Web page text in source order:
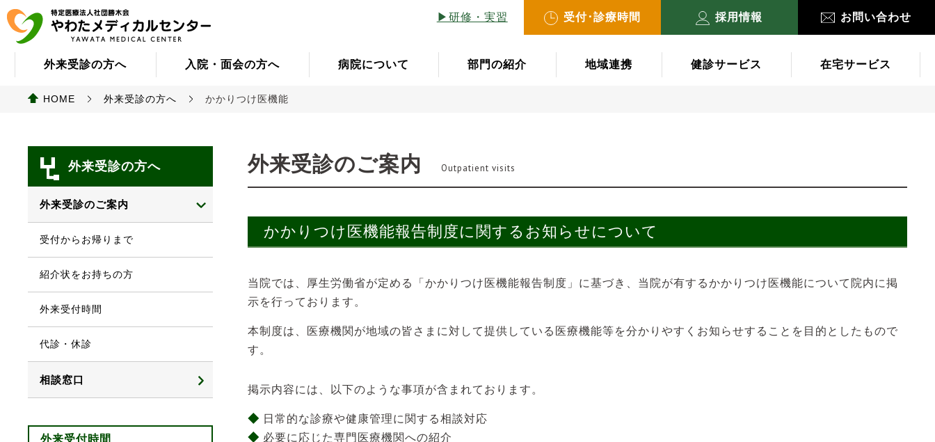
▶︎研修・実習 受付･診療時間 採用情報 お問い合わせ
外来受診の方へ 入院・面会の方へ 病院について 部門の紹介 地域連携 健診サービス 在宅サービス
HOME 外来受診の方へ かかりつけ医機能
外来受診のご案内 Outpatient visits
かかりつけ医機能報告制度に関するお知らせについて
当院では、厚生労働省が定める「かかりつけ医機能報告制度」に基づき、当院が有するかかりつけ医機能について院内に掲
示を行っております。
本制度は、医療機関が地域の皆さまに対して提供している医療機能等を分かりやすくお知らせすることを目的としたもので
す。
掲示内容には、以下のような事項が含まれております。
◆ 日常的な診療や健康管理に関する相談対応
◆ 必要に応じた専門医療機関への紹介
外来受診の方へ
外来受診のご案内
受付からお帰りまで
紹介状をお持ちの方
外来受付時間
代診・休診
相談窓口
外来受付時間